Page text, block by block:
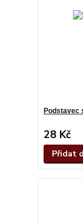
Podstavec
28 Kč
Přidat